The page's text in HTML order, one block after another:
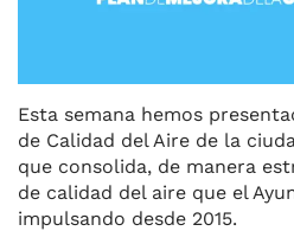
Esta semana hemos
de Calidad del Aire de la
que consolida, de manera
de calidad del aire que el
impulsando desde 2015.